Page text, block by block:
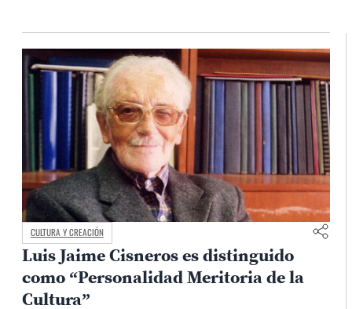
CULTURA Y CREACIÓN
Luis Jaime Cisneros es distinguido
como “Personalidad Meritoria de la
Cultura”